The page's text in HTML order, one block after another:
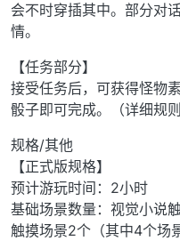
会不时穿插其中。部分对
情。
【任务部分】
接受任务后，可获得怪物
骰子即可完成。（详细规
规格/其他
【正式版规格】
预计游玩时间：2小时
基础场景数量：视觉小说
触摸场景2个（其中4个场